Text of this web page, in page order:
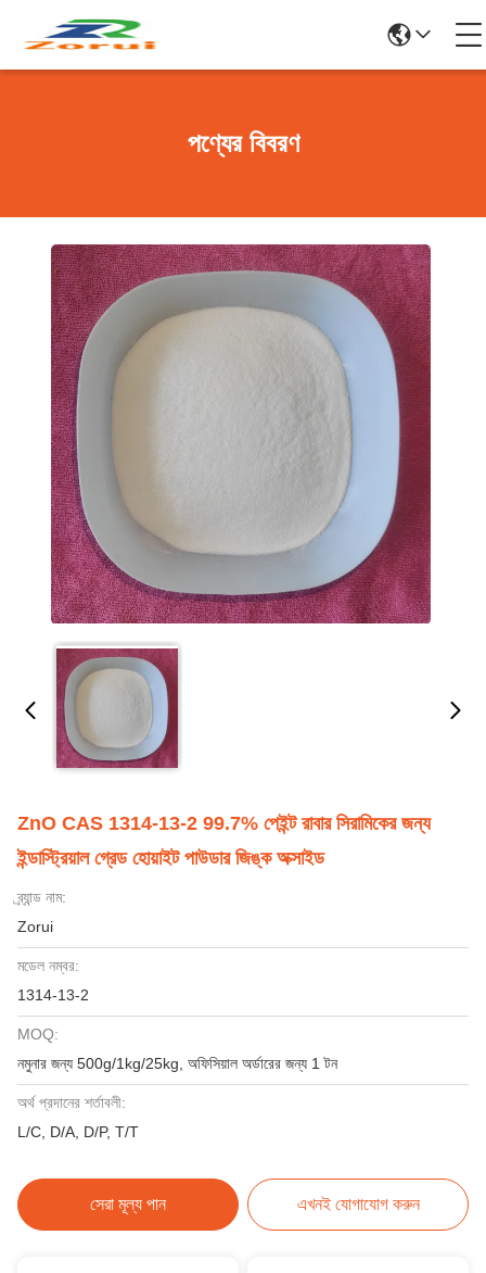
পণ্যের বিবরণ
ZnO CAS 1314-13-2 99.7% পেইন্ট রাবার সিরামিকের জন্য
ইন্ডাস্ট্রিয়াল গ্রেড হোয়াইট পাউডার জিঙ্ক অক্সাইড
ব্র্যান্ড নাম:
Zorui
মডেল নম্বর:
1314-13-2
MOQ:
নমুনার জন্য 500g/1kg/25kg, অফিসিয়াল অর্ডারের জন্য 1 টন
অর্থ প্রদানের শর্তাবলী:
L/C, D/A, D/P, T/T
সেরা মূল্য পান এখনই যোগাযোগ করুন